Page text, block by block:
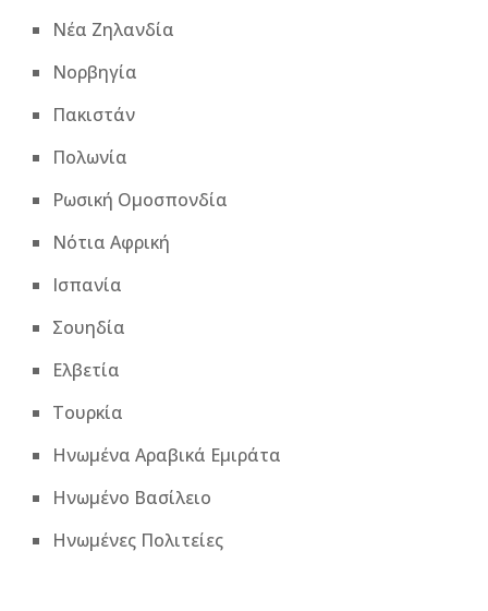
Νέα Ζηλανδία
Νορβηγία
Πακιστάν
Πολωνία
Ρωσική Ομοσπονδία
Νότια Αφρική
Ισπανία
Σουηδία
Ελβετία
Τουρκία
Ηνωμένα Αραβικά Εμιράτα
Ηνωμένο Βασίλειο
Ηνωμένες Πολιτείες